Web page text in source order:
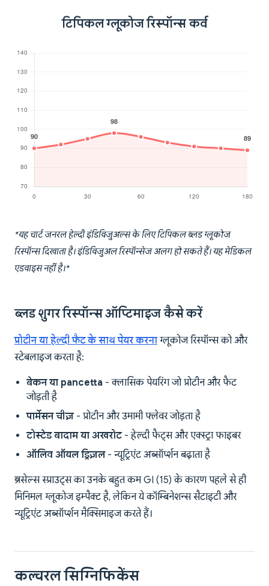
टिपिकल ग्लूकोज रिस्पॉन्स कर्व
*यह चार्ट जनरल हेल्दी इंडिविजुअल्स के लिए टिपिकल ब्लड ग्लूकोज
रिस्पॉन्स दिखाता है। इंडिविजुअल रिस्पॉन्सेज अलग हो सकते हैं। यह मेडिकल
एडवाइस नहीं है।*
ब्लड शुगर रिस्पॉन्स ऑप्टिमाइज कैसे करें
प्रोटीन या हेल्दी फैट के साथ पेयर करना ग्लूकोज रिस्पॉन्स को और
स्टेबलाइज करता है:
बेकन या pancetta - क्लासिक पेयरिंग जो प्रोटीन और फैट
जोड़ती है
पार्मेसन चीज़ - प्रोटीन और उमामी फ्लेवर जोड़ता है
टोस्टेड बादाम या अखरोट - हेल्दी फैट्स और एक्स्ट्रा फाइबर
ऑलिव ऑयल ड्रिज़ल- न्यूट्रिएंट अब्सॉर्प्शन बढ़ाता है
ब्रसेल्स स्प्राउट्स का उनके बहुत कम GI (15) के कारण पहले से ही
मिनिमल ग्लूकोज इम्पैक्ट है, लेकिन ये कॉम्बिनेशन्स सैटाइटी और
न्यूट्रिएंट अब्सॉर्प्शन मैक्सिमाइज करते हैं।
कल्चरल सिग्निफिकेंस